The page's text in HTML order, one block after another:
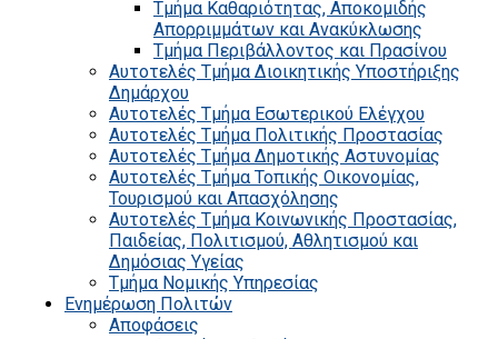
Τμήμα Καθαριότητας, Αποκομιδής
Απορριμμάτων και Ανακύκλωσης
Τμήμα Περιβάλλοντος και Πρασίνου
Αυτοτελές Τμήμα Διοικητικής Υποστήριξης
Δημάρχου
Αυτοτελές Τμήμα Εσωτερικού Ελέγχου
Αυτοτελές Τμήμα Πολιτικής Προστασίας
Αυτοτελές Τμήμα Δημοτικής Αστυνομίας
Αυτοτελές Τμήμα Τοπικής Οικονομίας,
Τουρισμού και Απασχόλησης
Αυτοτελές Τμήμα Κοινωνικής Προστασίας,
Παιδείας, Πολιτισμού, Αθλητισμού και
Δημόσιας Υγείας
Τμήμα Νομικής Υπηρεσίας
Ενημέρωση Πολιτών
Αποφάσεις